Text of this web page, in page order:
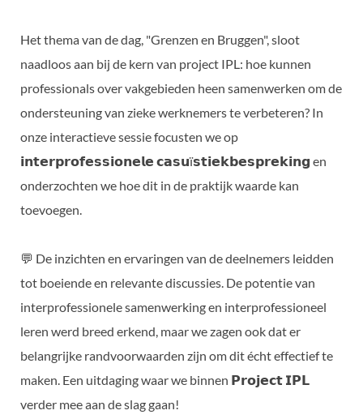
Het thema van de dag, "Grenzen en Bruggen", sloot
naadloos aan bij de kern van project IPL: hoe kunnen
professionals over vakgebieden heen samenwerken om de
ondersteuning van zieke werknemers te verbeteren? In
onze interactieve sessie focusten we op
𝗶𝗻𝘁𝗲𝗿𝗽𝗿𝗼𝗳𝗲𝘀𝘀𝗶𝗼𝗻𝗲𝗹𝗲 𝗰𝗮𝘀𝘂ï𝘀𝘁𝗶𝗲𝗸𝗯𝗲𝘀𝗽𝗿𝗲𝗸𝗶𝗻𝗴 en
onderzochten we hoe dit in de praktijk waarde kan
toevoegen.
💬 De inzichten en ervaringen van de deelnemers leidden
tot boeiende en relevante discussies. De potentie van
interprofessionele samenwerking en interprofessioneel
leren werd breed erkend, maar we zagen ook dat er
belangrijke randvoorwaarden zijn om dit écht effectief te
maken. Een uitdaging waar we binnen 𝗣𝗿𝗼𝗷𝗲𝗰𝘁 𝗜𝗣𝗟
verder mee aan de slag gaan!